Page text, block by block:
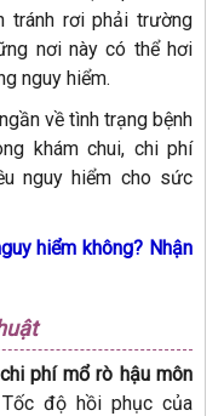
tránh rơi phải trường
nơi này có thể hơi
nguy hiểm.
về tình trạng bệnh
khám chui, chi phí
nguy hiểm cho sức
hiểm không? Nhận
chi phí mổ rò hậu môn
độ hồi phục của